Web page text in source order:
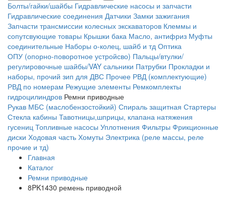
Болты/гайки/шайбы Гидравлические насосы и запчасти
Гидравлические соединения Датчики Замки зажигания
Запчасти трансмиссии колесных экскаваторов Клеммы и
сопутсвующие товары Крышки бака Масло, антифриз Муфты
соединительные Наборы о-колец, шайб и тд Оптика
ОПУ (опорно-поворотное устройсво) Пальцы/втулки/
регулировочные шайбы/VAY сальники Патрубки Прокладки и
наборы, прочий зип для ДВС Прочее РВД (комплектующие)
РВД по номерам Режущие элементы Ремкомплекты
гидроцилиндров Ремни приводные
Рукав МБС (маслобензостойкий) Спираль защитная Стартеры
Стекла кабины Тавотницы,шприцы, клапана натяжения
гусениц Топливные насосы Уплотнения Фильтры Фрикционные
диски Ходовая часть Хомуты Электрика (реле массы, реле
прочие и тд)
Главная
Каталог
Ремни приводные
8PK1430 ремень приводной